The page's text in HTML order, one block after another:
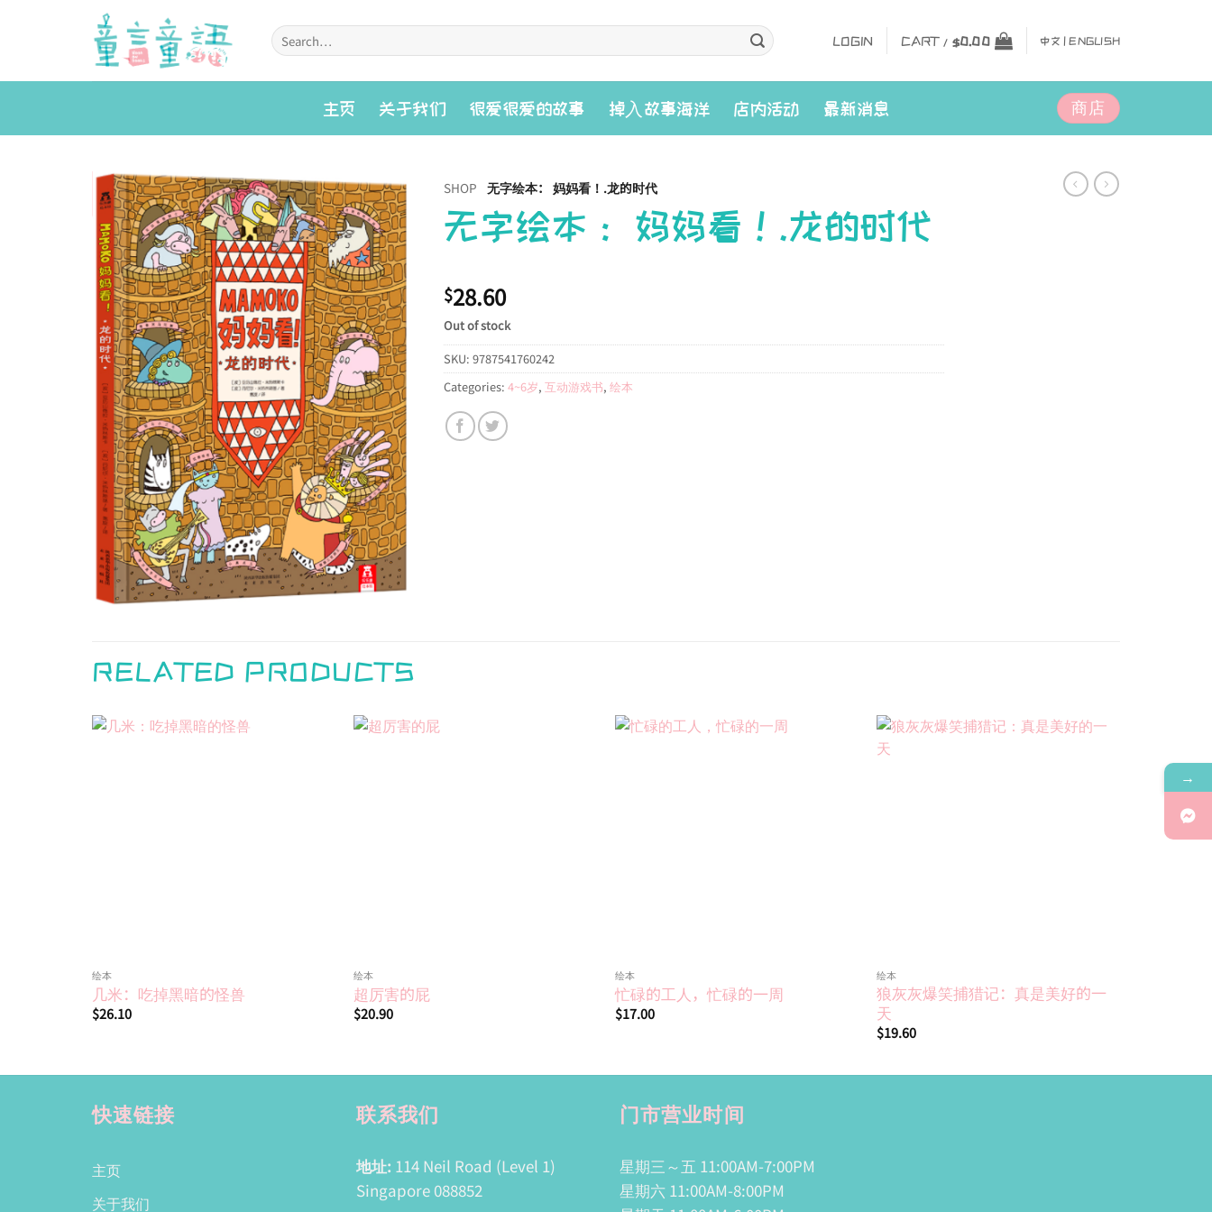
Search
for:
LOGIN CART / $0.00 中文 | ENGLISH
主页 关于我们 很爱很爱的故事 掉入 故事海洋 店内活动 最新消息 商店
Add to
wishlist
SHOP 无字绘本： 妈妈看！.龙的时代
无字绘本： 妈妈看！.龙的时代
$28.60
Out of stock
SKU: 9787541760242
Categories: 4~6岁, 互动游戏书, 绘本
RELATED PRODUCTS
绘本
几米：吃掉黑暗的怪兽
$26.10
绘本
超厉害的屁
$20.90
绘本
忙碌的工人，忙碌的一周
$17.00
绘本
狼灰灰爆笑捕猎记：真是美好的一
天
$19.60
快速链接
主页
关于我们
联系我们
地址: 114 Neil Road (Level 1)
Singapore 088852
门市营业时间
星期三～五 11:00AM-7:00PM
星期六 11:00AM-8:00PM
→